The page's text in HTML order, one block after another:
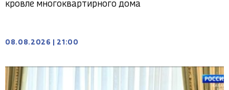
кровле многоквартирного дома
08.08.2026 21:00